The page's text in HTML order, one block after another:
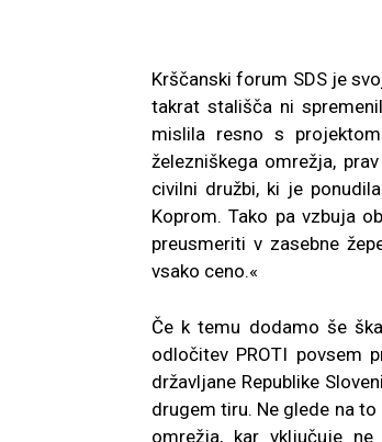
Krščanski forum SDS je
takrat stališča ni
mislila resno s
železniškega omrežja,
civilni družbi, ki je
Koprom. Tako pa vzbuja
preusmeriti v zasebne
vsako ceno.«
Če k temu dodamo še
odločitev PROTI povsem
državljane Republike
drugem tiru. Ne glede na
omrežja, kar vključuje